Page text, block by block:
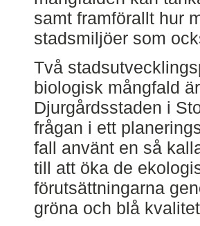
samt framförallt hur
stadsmiljöer som
Två
biologisk mångfald
Djurgårdsstaden i
frågan i ett
fall använt en så
till att öka de
förutsättningarna
gröna och blå